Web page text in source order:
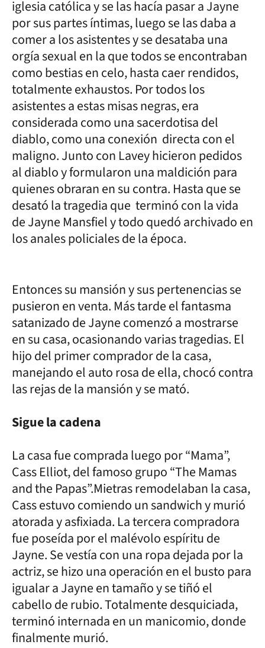
iglesia católica y se las hacía pasar a Jayne
por sus partes íntimas, luego se las daba a
comer a los asistentes y se desataba una
orgía sexual en la que todos se encontraban
como bestias en celo, hasta caer rendidos,
totalmente exhaustos. Por todos los
asistentes a estas misas negras, era
considerada como una sacerdotisa del
diablo, como una conexión directa con el
maligno. Junto con Lavey hicieron pedidos
al diablo y formularon una maldición para
quienes obraran en su contra. Hasta que se
desató la tragedia que terminó con la vida
de Jayne Mansfiel y todo quedó archivado en
los anales policiales de la época.
Entonces su mansión y sus pertenencias se
pusieron en venta. Más tarde el fantasma
satanizado de Jayne comenzó a mostrarse
en su casa, ocasionando varias tragedias. El
hijo del primer comprador de la casa,
manejando el auto rosa de ella, chocó contra
las rejas de la mansión y se mató.
Sigue la cadena
La casa fue comprada luego por “Mama”,
Cass Elliot, del famoso grupo “The Mamas
and the Papas”.Mietras remodelaban la casa,
Cass estuvo comiendo un sandwich y murió
atorada y asfixiada. La tercera compradora
fue poseída por el malévolo espíritu de
Jayne. Se vestía con una ropa dejada por la
actriz, se hizo una operación en el busto para
igualar a Jayne en tamaño y se tiñó el
cabello de rubio. Totalmente desquiciada,
terminó internada en un manicomio, donde
finalmente murió.